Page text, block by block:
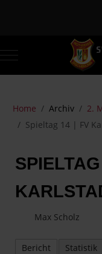
Mobile Menu Toggle
Home Archiv
2.
Spieltag 14 | FV
Max Scholz
Bericht Statistik